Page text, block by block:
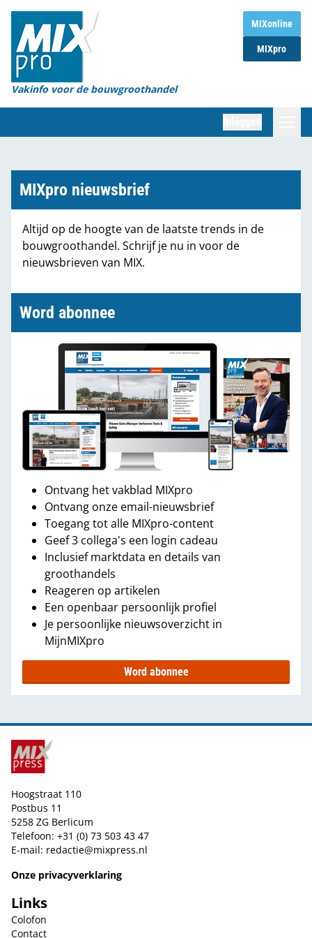
MIXonline
MIXpro
Vakinfo voor de bouwgroothandel
Home
Magazines
Organisaties
Marktcijfers
Partners
MIXpro nieuwsbrief
Altijd op de hoogte van de laatste trends in de
bouwgroothandel. Schrijf je nu in voor de
nieuwsbrieven van MIX.
Word abonnee
Ontvang het vakblad MIXpro
Ontvang onze email-nieuwsbrief
Toegang tot alle MIXpro-content
Geef 3 collega's een login cadeau
Inclusief marktdata en details van
groothandels
Reageren op artikelen
Een openbaar persoonlijk profiel
Je persoonlijke nieuwsoverzicht in
MijnMIXpro
Word abonnee
Hoogstraat 110
Postbus 11
5258 ZG Berlicum
Telefoon: +31 (0) 73 503 43 47
E-mail: redactie@mixpress.nl
Onze privacyverklaring
Links
Colofon
Contact